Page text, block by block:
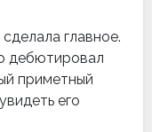
главное.
дебютировал
приметный
его